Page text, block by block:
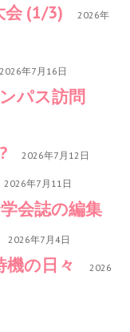
会 (1/3)
2026年
2026年7月16日
パス訪問
2026年7月12日
2026年7月11日
会誌の編集
2026年7月4日
機の日々 2026